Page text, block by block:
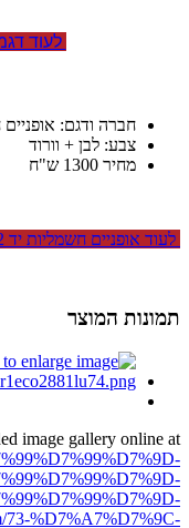
לעוד
חברה ודגם: אופניים
צבע: לבן + וורוד
מחיר 1300 ש"ח
לעוד אופניים חשמליות יד 2 כנסו !
תמונות המוצר
image gallery online at:
73-%D7%A7%D7%9C-